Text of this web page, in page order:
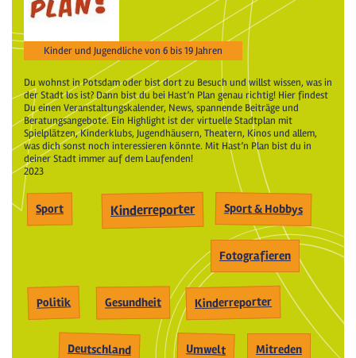
Kinder und Jugendliche von 6 bis 19 Jahren
Du wohnst in Potsdam oder bist dort zu Besuch und willst wissen, was in
der Stadt los ist? Dann bist du bei Hast’n Plan genau richtig! Hier findest
Du einen Veranstaltungskalender, News, spannende Beiträge und
Beratungsangebote. Ein Highlight ist der virtuelle Stadtplan mit
Spielplätzen, Kinderklubs, Jugendhäusern, Theatern, Kinos und allem,
was dich sonst noch interessieren könnte. Mit Hast’n Plan bist du in
deiner Stadt immer auf dem Laufenden!
2023
Sport Kinderreporter Sport & Hobbys
Fotografieren
Politik Gesundheit Kinderreporter
Deutschland Umwelt Mitreden